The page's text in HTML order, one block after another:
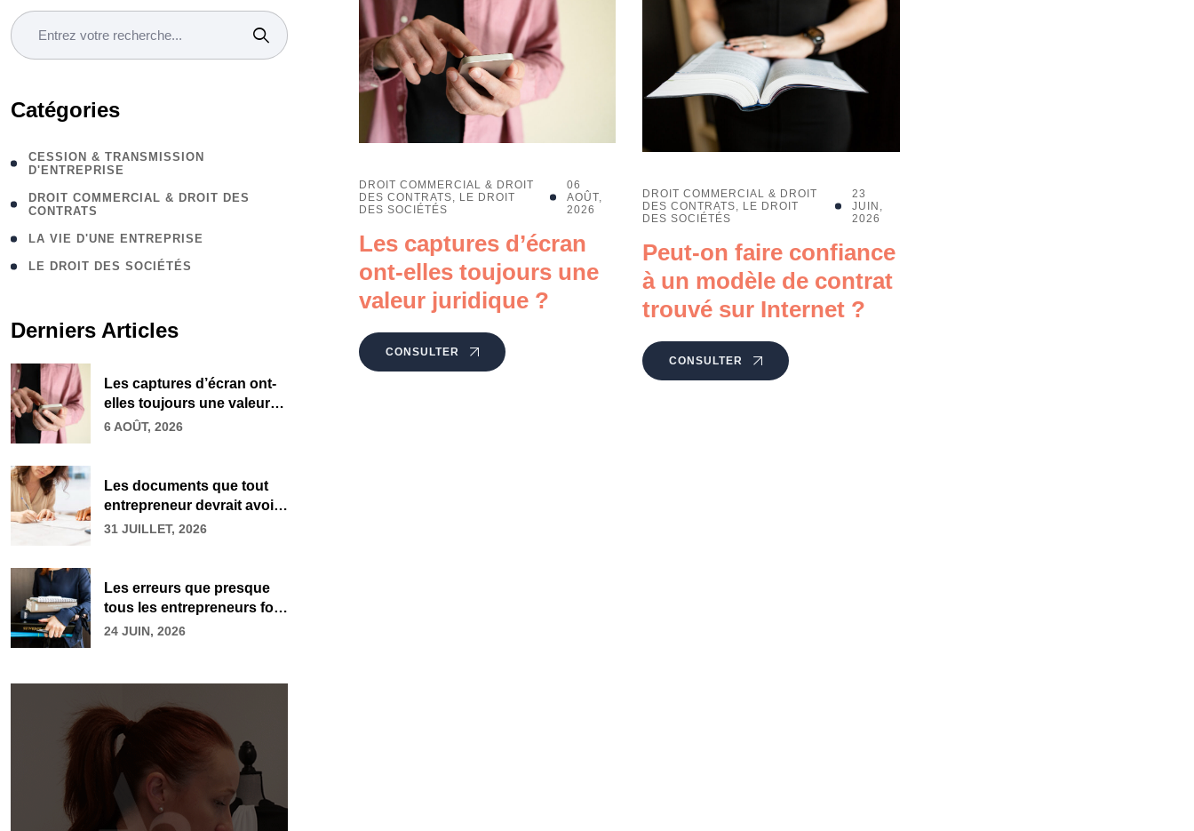
DROIT COMMERCIAL & DROIT
DES CONTRATS, LE DROIT
DES SOCIÉTÉS
06
AOÛT,
2026
Les captures d’écran
ont-elles toujours une
valeur juridique ?
CONSULTER
DROIT COMMERCIAL & DROIT
DES CONTRATS, LE DROIT
DES SOCIÉTÉS
23
JUIN,
2026
Peut-on faire confiance
à un modèle de contrat
trouvé sur Internet ?
CONSULTER
Catégories
CESSION & TRANSMISSION
D'ENTREPRISE
DROIT COMMERCIAL & DROIT DES
CONTRATS
LA VIE D'UNE ENTREPRISE
LE DROIT DES SOCIÉTÉS
Derniers Articles
Les captures d’écran ont-
elles toujours une valeur
juridique ?
6 AOÛT, 2026
Les documents que tout
entrepreneur devrait avoir
à jour
31 JUILLET, 2026
Les erreurs que presque
tous les entrepreneurs font
à la création de leur
24 JUIN, 2026